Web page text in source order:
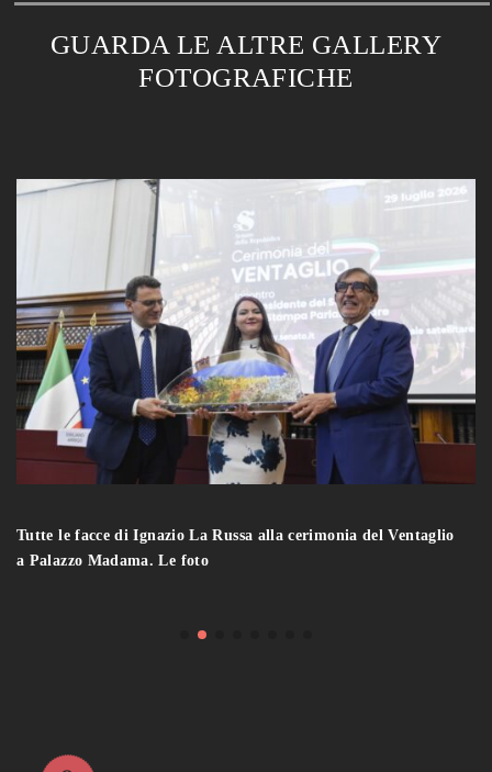
GUARDA LE ALTRE GALLERY
FOTOGRAFICHE
Tutte le facce di Ignazio La Russa alla cerimonia del Ventaglio
a Palazzo Madama. Le foto